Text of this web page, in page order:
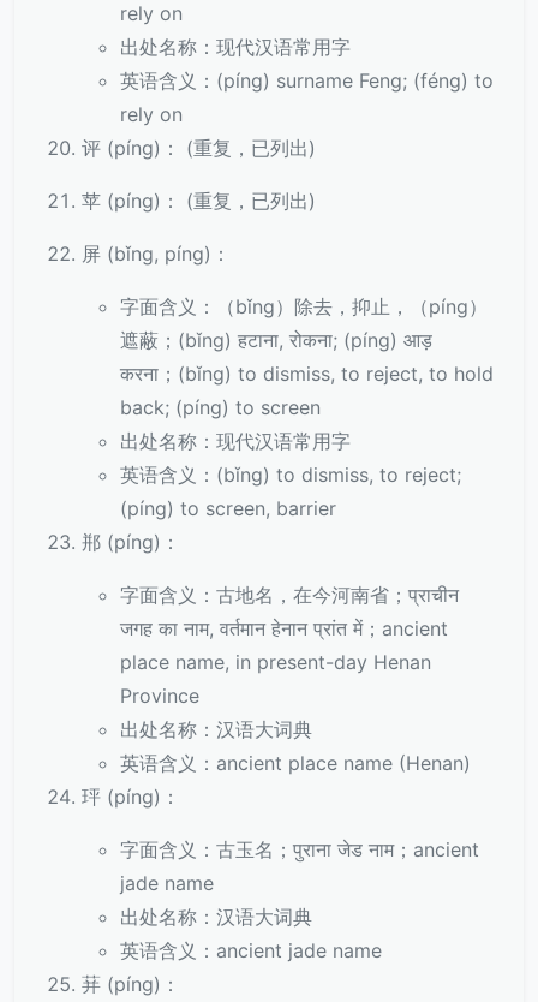
rely on
出处名称：现代汉语常用字
英语含义：(píng) surname Feng; (féng) to
rely on
评 (píng)： (重复，已列出)
苹 (píng)： (重复，已列出)
屏 (bǐng, píng)：
字面含义：（bǐng）除去，抑止，（píng）
遮蔽；(bǐng) हटाना, रोकना; (píng) आड़
करना；(bǐng) to dismiss, to reject, to hold
back; (píng) to screen
出处名称：现代汉语常用字
英语含义：(bǐng) to dismiss, to reject;
(píng) to screen, barrier
郱 (píng)：
字面含义：古地名，在今河南省；प्राचीन
जगह का नाम, वर्तमान हेनान प्रांत में；ancient
place name, in present-day Henan
Province
出处名称：汉语大词典
英语含义：ancient place name (Henan)
玶 (píng)：
字面含义：古玉名；पुराना जेड नाम；ancient
jade name
出处名称：汉语大词典
英语含义：ancient jade name
荓 (píng)：